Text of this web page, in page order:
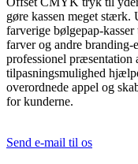
gøre kassen meget
farverige bølgepap-
farver og andre branding-
professionel præsentation
tilpasningsmulighed
overordnede appel og
for kunderne.
Send e-mail til os